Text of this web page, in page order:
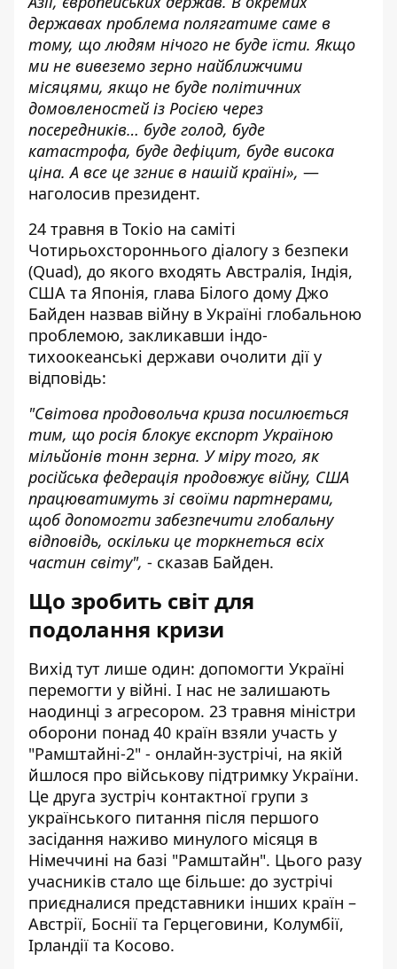
державах проблема полягатиме саме в
тому, що людям нічого не буде їсти. Якщо
ми не вивеземо зерно найближчими
місяцями, якщо не буде політичних
домовленостей із Росією через
посередників… буде голод, буде
катастрофа, буде дефіцит, буде висока
ціна. А все це згниє в нашій країні», —
наголосив президент.
24 травня в Токіо на саміті
Чотирьохстороннього діалогу з безпеки
(Quad), до якого входять Австралія, Індія,
США та Японія, глава Білого дому Джо
Байден назвав війну в Україні глобальною
проблемою, закликавши індо-
тихоокеанські держави очолити дії у
відповідь:
"Світова продовольча криза посилюється
тим, що росія блокує експорт Україною
мільйонів тонн зерна. У міру того, як
російська федерація продовжує війну, США
працюватимуть зі своїми партнерами,
щоб допомогти забезпечити глобальну
відповідь, оскільки це торкнеться всіх
частин світу", - сказав Байден.
Що зробить світ для
подолання кризи
Вихід тут лише один: допомогти Україні
перемогти у війні. І нас не залишають
наодинці з агресором. 23 травня міністри
оборони понад 40 країн взяли участь у
"Рамштайні-2" - онлайн-зустрічі, на якій
йшлося про військову підтримку України.
Це друга зустріч контактної групи з
українського питання після першого
засідання наживо минулого місяця в
Німеччині на базі "Рамштайн". Цього разу
учасників стало ще більше: до зустрічі
приєдналися представники інших країн –
Австрії, Боснії та Герцеговини, Колумбії,
Ірландії та Косово.